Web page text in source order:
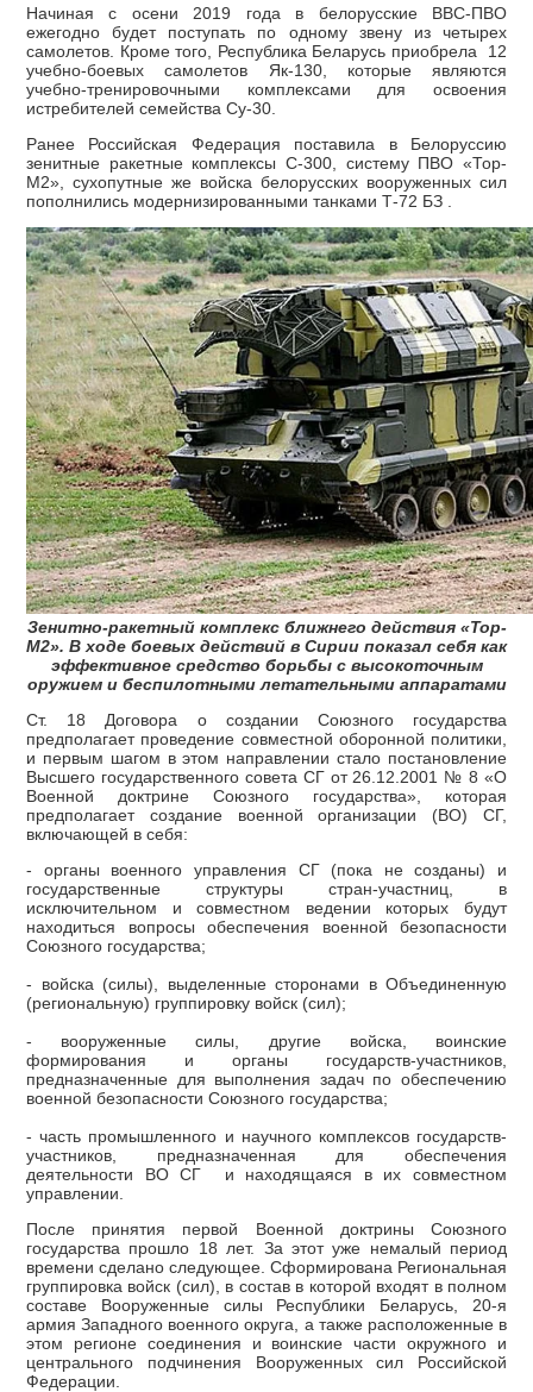
Начиная с осени 2019 года в белорусские ВВС-ПВО
ежегодно будет поступать по одному звену из четырех
самолетов. Кроме того, Республика Беларусь приобрела 12
учебно-боевых самолетов Як-130, которые являются
учебно-тренировочными комплексами для освоения
истребителей семейства Су-30.
Ранее Российская Федерация поставила в Белоруссию
зенитные ракетные комплексы С-300, систему ПВО «Тор-
М2», сухопутные же войска белорусских вооруженных сил
пополнились модернизированными танками Т-72 БЗ .
Зенитно-ракетный комплекс ближнего действия «Тор-
М2». В ходе боевых действий в Сирии показал себя как
эффективное средство борьбы с высокоточным
оружием и беспилотными летательными аппаратами
Ст. 18 Договора о создании Союзного государства
предполагает проведение совместной оборонной политики,
и первым шагом в этом направлении стало постановление
Высшего государственного совета СГ от 26.12.2001 № 8 «О
Военной доктрине Союзного государства», которая
предполагает создание военной организации (ВО) СГ,
включающей в себя:
- органы военного управления СГ (пока не созданы) и
государственные структуры стран-участниц, в
исключительном и совместном ведении которых будут
находиться вопросы обеспечения военной безопасности
Союзного государства;
- войска (силы), выделенные сторонами в Объединенную
(региональную) группировку войск (сил);
- вооруженные силы, другие войска, воинские
формирования и органы государств-участников,
предназначенные для выполнения задач по обеспечению
военной безопасности Союзного государства;
- часть промышленного и научного комплексов государств-
участников, предназначенная для обеспечения
деятельности ВО СГ и находящаяся в их совместном
управлении.
После принятия первой Военной доктрины Союзного
государства прошло 18 лет. За этот уже немалый период
времени сделано следующее. Сформирована Региональная
группировка войск (сил), в состав в которой входят в полном
составе Вооруженные силы Республики Беларусь, 20-я
армия Западного военного округа, а также расположенные в
этом регионе соединения и воинские части окружного и
центрального подчинения Вооруженных сил Российской
Федерации.